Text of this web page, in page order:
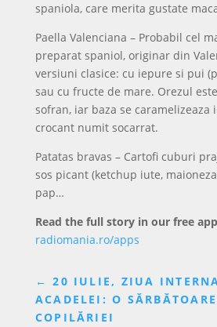
spaniola, care merita gustate
Paella Valenciana – Probabil cel
preparat spaniol, originar din
versiuni clasice: cu iepure si pui
sau cu fructe de mare. Orezul
sofran, iar baza se
crocant numit socarrat.
Patatas bravas – Cartofi cuburi
sos picant (ketchup iute,
pap…
Read the full story in our free
radiomania.ro/apps
←20 IULIE, ZIUA
ACADELEI: O
COPILĂRIEI